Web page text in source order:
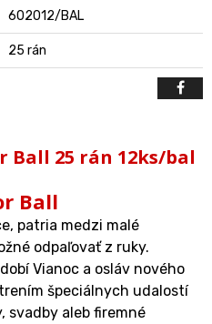
602012/BAL
25 rán
Ball 25 rán 12ks/bal
Ball
patria medzi malé
odpaľovať z ruky.
Vianoc a osláv nového
špeciálnych udalostí
svadby aleb firemné